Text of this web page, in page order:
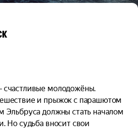
молодожёны.
и прыжок с парашютом
Эльбруса должны стать началом
Но судьба вносит свои